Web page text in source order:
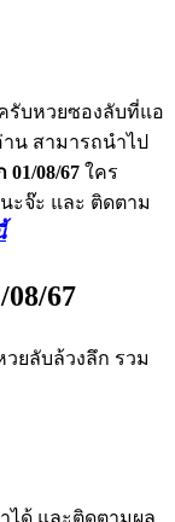
รับหวยซองลับที่แอ
น สามารถนำไป
08/67 ใคร
ะจ๊ะ และ ติดตาม
67
ได้ และติดตามผล